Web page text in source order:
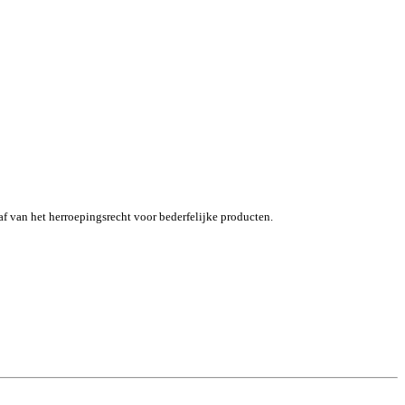
van het herroepingsrecht voor bederfelijke producten.